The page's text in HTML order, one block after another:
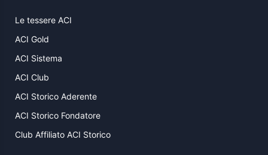
Le tessere ACI
ACI Gold
ACI Sistema
ACI Club
ACI Storico Aderente
ACI Storico Fondatore
Club Affiliato ACI Storico